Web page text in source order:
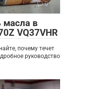
0
масла в
VQ37VHR
почему течет
руководство